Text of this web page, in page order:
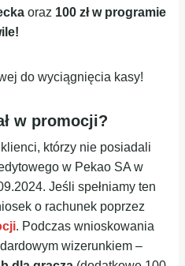
oraz 100 zł w programie
do wyciągnięcia kasy!
w promocji?
którzy nie posiadali
w Pekao SA w
Jeśli spełniamy ten
o rachunek poprzez
. Podczas wnioskowania
wizerunkiem –